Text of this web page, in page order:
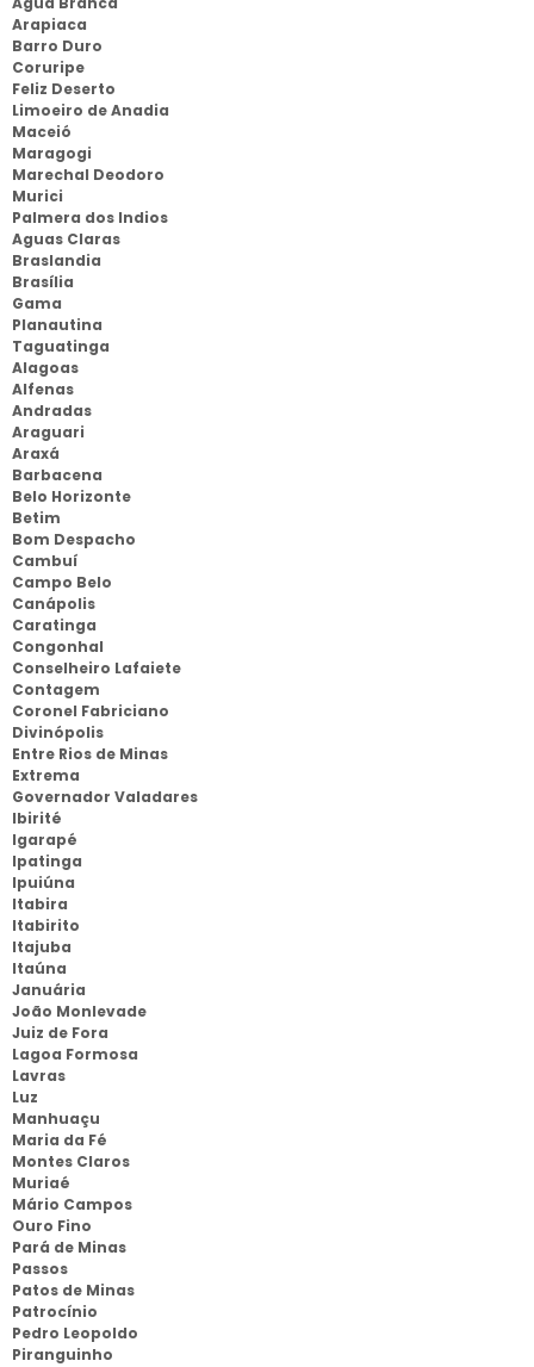
Arapiaca
Barro Duro
Coruripe
Feliz Deserto
Limoeiro de Anadia
Maceió
Maragogi
Marechal Deodoro
Murici
Palmera dos Indios
Aguas Claras
Braslandia
Brasília
Gama
Planautina
Taguatinga
Alagoas
Alfenas
Andradas
Araguari
Araxá
Barbacena
Belo Horizonte
Betim
Bom Despacho
Cambuí
Campo Belo
Canápolis
Caratinga
Congonhal
Conselheiro Lafaiete
Contagem
Coronel Fabriciano
Divinópolis
Entre Rios de Minas
Extrema
Governador Valadares
Ibirité
Igarapé
Ipatinga
Ipuiúna
Itabira
Itabirito
Itajuba
Itaúna
Januária
João Monlevade
Juiz de Fora
Lagoa Formosa
Lavras
Luz
Manhuaçu
Maria da Fé
Montes Claros
Muriaé
Mário Campos
Ouro Fino
Pará de Minas
Passos
Patos de Minas
Patrocínio
Pedro Leopoldo
Piranguinho